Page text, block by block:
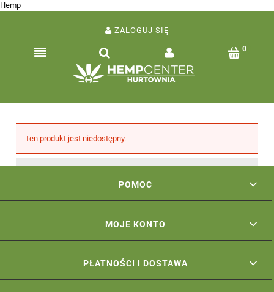
Hemp
ZALOGUJ SIĘ
Ten produkt jest niedostępny.
POMOC
MOJE KONTO
PŁATNOŚCI I DOSTAWA